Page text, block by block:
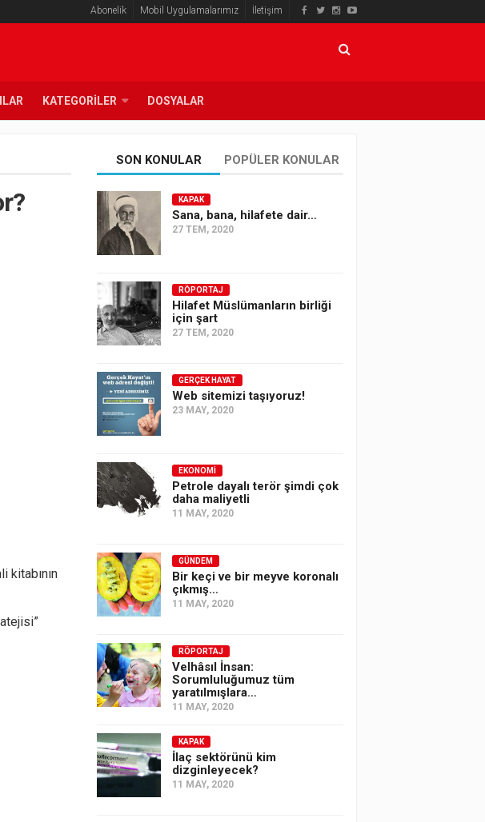
Abonelik Mobil Uygulamalarımız İletişim
KATEGORILER DOSYALAR
kitabının
SON KONULAR POPÜLER KONULAR
KAPAK
Sana, bana, hilafete dair…
27 TEM, 2020
RÖPORTAJ
Hilafet Müslümanların birliği
için şart
27 TEM, 2020
GERÇEK HAYAT
Web sitemizi taşıyoruz!
23 MAY, 2020
EKONOMI
Petrole dayalı terör şimdi çok
daha maliyetli
11 MAY, 2020
GÜNDEM
Bir keçi ve bir meyve koronalı
çıkmış…
11 MAY, 2020
RÖPORTAJ
Velhâsıl İnsan:
Sorumluluğumuz tüm
yaratılmışlara…
11 MAY, 2020
KAPAK
İlaç sektörünü kim
dizginleyecek?
11 MAY, 2020